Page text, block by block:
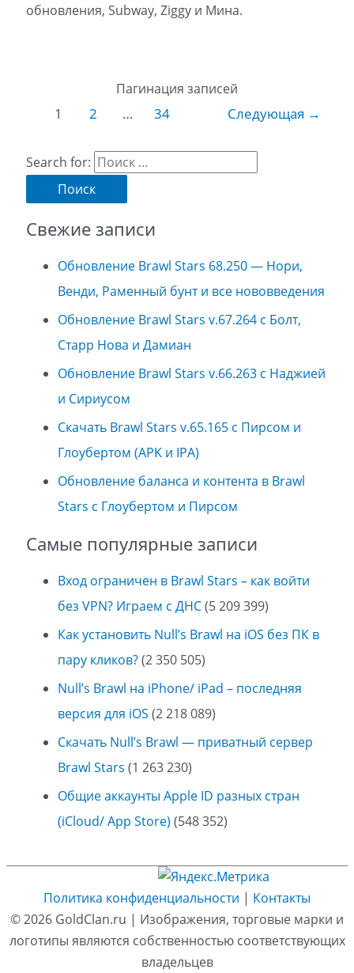
обновления, Subway, Ziggy и Мина.
Пагинация записей
1 2 … 34 Следующая →
Search for:
Свежие записи
Обновление Brawl Stars 68.250 — Нори,
Венди, Раменный бунт и все нововведения
Обновление Brawl Stars v.67.264 с Болт,
Старр Нова и Дамиан
Обновление Brawl Stars v.66.263 с Наджией
и Сириусом
Скачать Brawl Stars v.65.165 с Пирсом и
Глоубертом (APK и IPA)
Обновление баланса и контента в Brawl
Stars с Глоубертом и Пирсом
Самые популярные записи
Вход ограничен в Brawl Stars – как войти
без VPN? Играем с ДНС(5 209 399)
Как установить Null’s Brawl на iOS без ПК в
пару кликов?(2 350 505)
Null’s Brawl на iPhone/ iPad – последняя
версия для iOS (2 218 089)
Скачать Null’s Brawl — приватный сервер
Brawl Stars (1 263 230)
Общие аккаунты Apple ID разных стран
(iCloud/ App Store) (548 352)
Политика конфиденциальности | Контакты
© 2026 GoldClan.ru | Изображения, торговые марки и
логотипы являются собственностью соответствующих
владельцев